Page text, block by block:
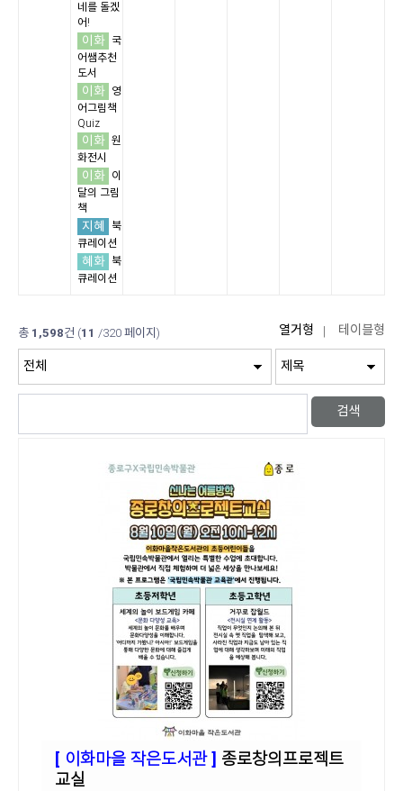
네를 돌겠
어!
이화
국
어쌤추천
도서
이화
영
어그림책
Quiz
이화 원
화전시
이화
이
달의 그림
책
지혜
북
큐레이션
혜화
북
큐레이션
총 1,598건 (11 /320 페이지)
[ 이화마을 작은도서관 ] 종로창의프로젝트
교실